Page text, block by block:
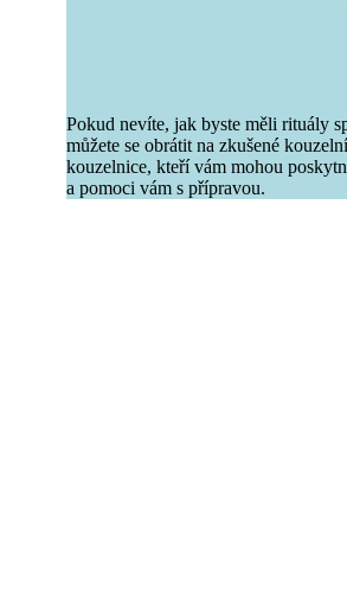
Pokud nevíte, jak byste měli rituály
můžete se obrátit na zkušené
kouzelnice, kteří vám mohou
a pomoci vám s přípravou.